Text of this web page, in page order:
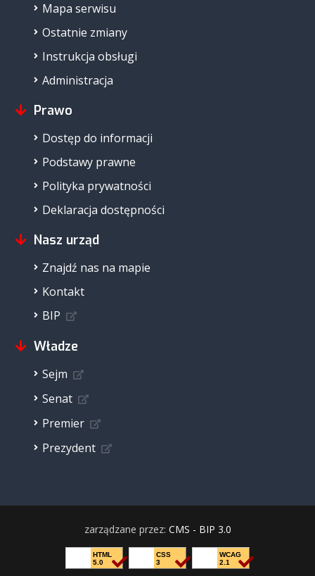
Mapa serwisu
Ostatnie zmiany
Instrukcja obsługi
Administracja
Prawo
Dostęp do informacji
Podstawy prawne
Polityka prywatności
Deklaracja dostępności
Nasz urząd
Znajdź nas na mapie
Kontakt
BIP
Władze
Sejm
Senat
Premier
Prezydent
zarządzane przez: CMS - BIP 3.0
HTML
5.0
CSS
3
WCAG
2.1